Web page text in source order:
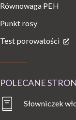
Równowaga PEH
Punkt rosy
Test porowatości
POLECANE
Słowniczek